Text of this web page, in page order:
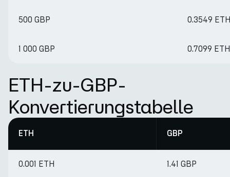
500 GBP 0.3549
1 000 GBP 0.7099 ETH
ETH-zu-GBP-
Konvertierungstabelle
ETH GBP
0.001 ETH 1.41 GBP